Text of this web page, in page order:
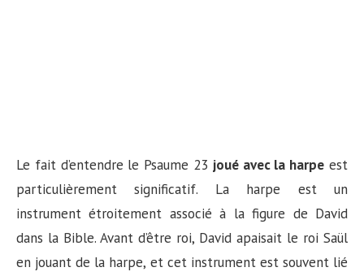
Le fait d’entendre le Psaume 23 joué avec la harpe est
particulièrement significatif. La harpe est un
instrument étroitement associé à la figure de David
dans la Bible. Avant d’être roi, David apaisait le roi Saül
en jouant de la harpe, et cet instrument est souvent lié